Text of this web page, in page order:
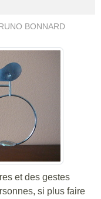
BONNARD
et des gestes
si plus faire